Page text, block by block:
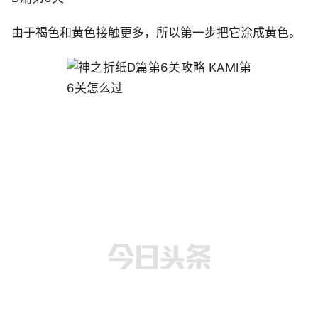
由于褐色和黄色接触更多，所以第一步把它涂成黄色。